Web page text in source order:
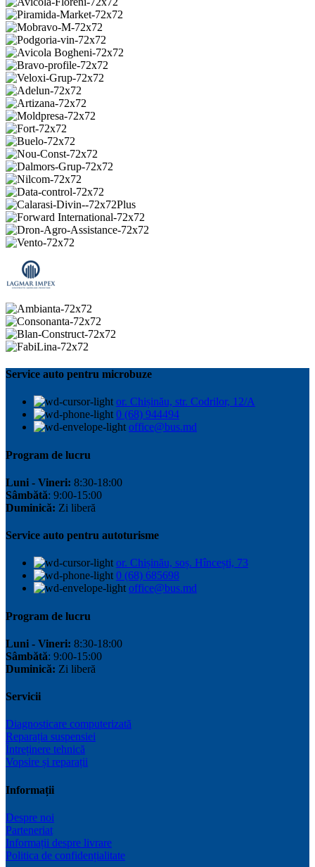
Service auto pentru microbuze
or. Chișinău, str. Codrilor, 12/A
0 (68) 944494
office@bus.md
Program de lucru
Luni - Vineri: 8:30-18:00
Sâmbătă: 9:00-15:00
Duminică: Zi liberă
Service auto pentru autoturisme
or. Chișinău, soș. Hîncești, 73
0 (68) 685698
office@bus.md
Program de lucru
Luni - Vineri: 8:30-18:00
Sâmbătă: 9:00-15:00
Duminică: Zi liberă
Servicii
Diagnosticare computerizată
Reparația suspensiei
Întreținere tehnică
Vopsire și reparații
Informații
Despre noi
Parteneriat
Informații despre livrare
Politica de confidențialitate